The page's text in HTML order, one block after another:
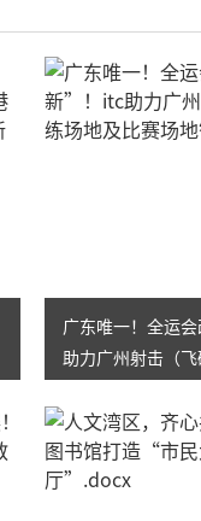
广东唯一！全运
助力广州射击（